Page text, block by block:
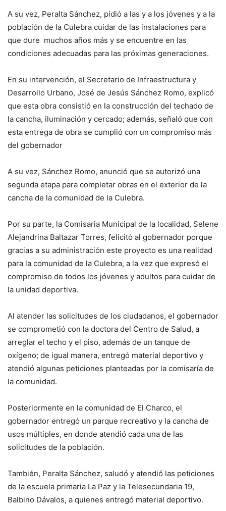
A su vez, Peralta Sánchez, pidió a las y a los jóvenes y a la
población de la Culebra cuidar de las instalaciones para
que dure muchos años más y se encuentre en las
condiciones adecuadas para las próximas generaciones.
En su intervención, el Secretario de Infraestructura y
Desarrollo Urbano, José de Jesús Sánchez Romo, explicó
que esta obra consistió en la construcción del techado de
la cancha, iluminación y cercado; además, señaló que con
esta entrega de obra se cumplió con un compromiso más
del gobernador
A su vez, Sánchez Romo, anunció que se autorizó una
segunda etapa para completar obras en el exterior de la
cancha de la comunidad de la Culebra.
Por su parte, la Comisaria Municipal de la localidad, Selene
Alejandrina Baltazar Torres, felicitó al gobernador porque
gracias a su administración este proyecto es una realidad
para la comunidad de la Culebra, a la vez que expresó el
compromiso de todos los jóvenes y adultos para cuidar de
la unidad deportiva.
Al atender las solicitudes de los ciudadanos, el gobernador
se comprometió con la doctora del Centro de Salud, a
arreglar el techo y el piso, además de un tanque de
oxígeno; de igual manera, entregó material deportivo y
atendió algunas peticiones planteadas por la comisaría de
la comunidad.
Posteriormente en la comunidad de El Charco, el
gobernador entregó un parque recreativo y la cancha de
usos múltiples, en donde atendió cada una de las
solicitudes de la población.
También, Peralta Sánchez, saludó y atendió las peticiones
de la escuela primaria La Paz y la Telesecundaria 19,
Balbino Dávalos, a quienes entregó material deportivo.